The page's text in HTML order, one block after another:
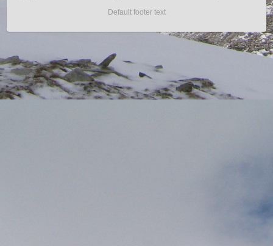
Default footer text